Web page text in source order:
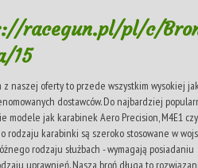
racegun.pl/pl/c/
15
z naszej oferty to przede wszystkim wysokiej
dostawców. Do najbardziej
modele jak karabinek Aero Precision, M4E1 czy
rodzaju karabinki są szeroko stosowane w
rodzaju służbach - wymagają posiadaniu
uprawnień. Nasza broń długa to